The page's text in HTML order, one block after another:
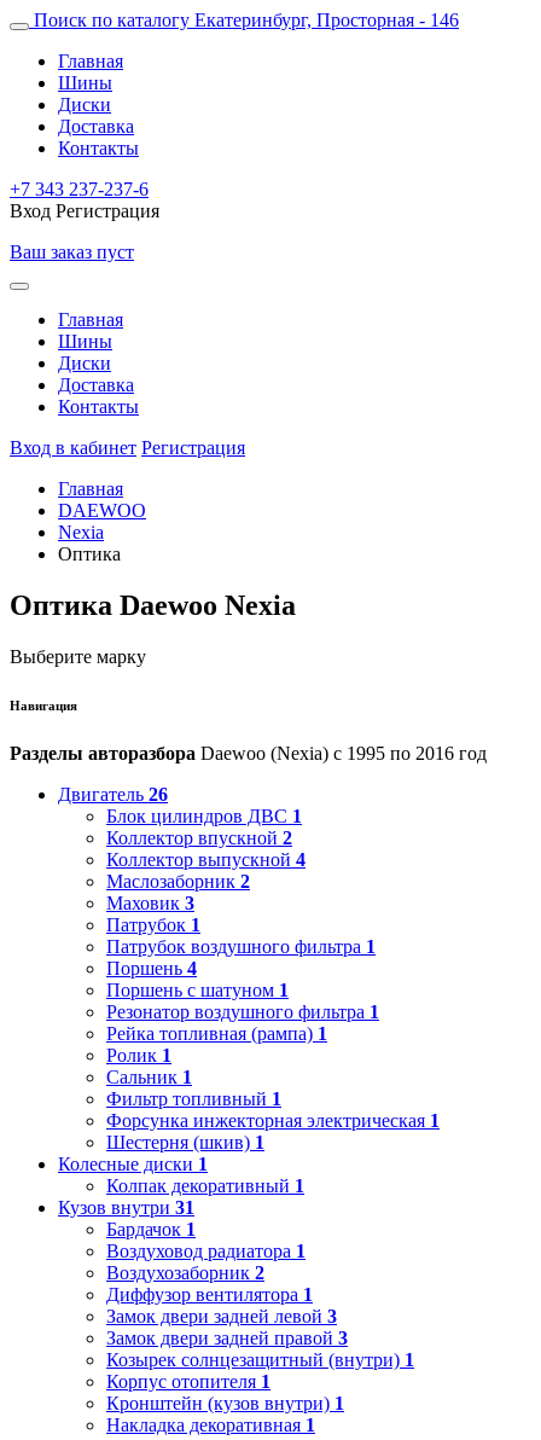
Поиск по каталогу Екатеринбург, Просторная - 146
Главная
Шины
Диски
Доставка
Контакты
+7 343 237-237-6
Вход Регистрация
Ваш заказ пуст
Главная
Шины
Диски
Доставка
Контакты
Вход в кабинет Регистрация
Главная
DAEWOO
Nexia
Оптика
Оптика Daewoo Nexia
Выберите марку
Навигация
Разделы авторазбора Daewoo (Nexia) с 1995 по 2016 год
Двигатель 26
Блок цилиндров ДВС 1
Коллектор впускной 2
Коллектор выпускной 4
Маслозаборник 2
Маховик 3
Патрубок 1
Патрубок воздушного фильтра 1
Поршень 4
Поршень с шатуном 1
Резонатор воздушного фильтра 1
Рейка топливная (рампа) 1
Ролик 1
Сальник 1
Фильтр топливный 1
Форсунка инжекторная электрическая 1
Шестерня (шкив) 1
Колесные диски 1
Колпак декоративный 1
Кузов внутри 31
Бардачок 1
Воздуховод радиатора 1
Воздухозаборник 2
Диффузор вентилятора 1
Замок двери задней левой 3
Замок двери задней правой 3
Козырек солнцезащитный (внутри) 1
Корпус отопителя 1
Кронштейн (кузов внутри) 1
Накладка декоративная 1